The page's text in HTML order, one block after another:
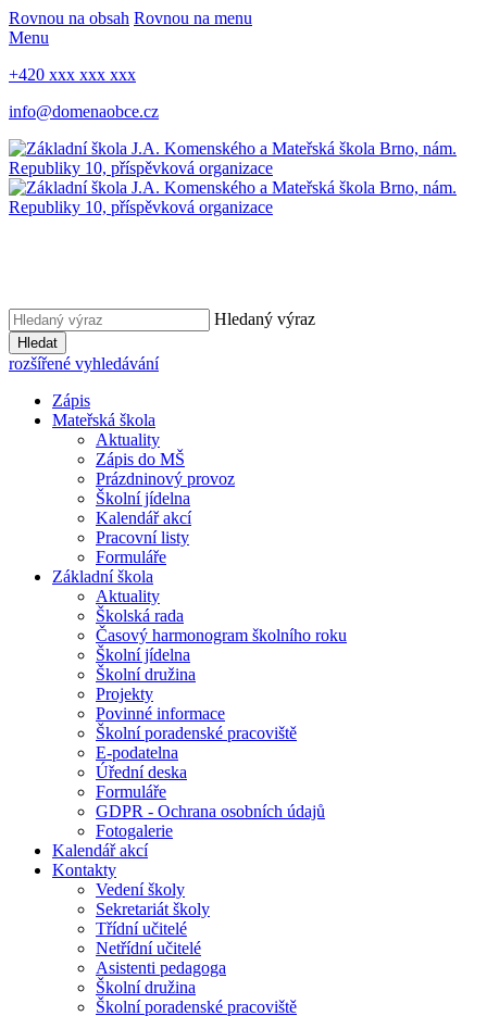
Rovnou na obsah Rovnou na menu
Menu
+420 xxx xxx xxx
info@domenaobce.cz
Hledaný výraz
Hledat
rozšířené vyhledávání
Zápis
Mateřská škola
Aktuality
Zápis do MŠ
Prázdninový provoz
Školní jídelna
Kalendář akcí
Pracovní listy
Formuláře
Základní škola
Aktuality
Školská rada
Časový harmonogram školního roku
Školní jídelna
Školní družina
Projekty
Povinné informace
Školní poradenské pracoviště
E-podatelna
Úřední deska
Formuláře
GDPR - Ochrana osobních údajů
Fotogalerie
Kalendář akcí
Kontakty
Vedení školy
Sekretariát školy
Třídní učitelé
Netřídní učitelé
Asistenti pedagoga
Školní družina
Školní poradenské pracoviště